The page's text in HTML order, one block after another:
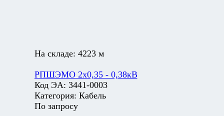
На складе: 4223 м
РПШЭМО 2х0,35 - 0,38кВ
Код ЭА: 3441-0003
Категория: Кабель
По запросу